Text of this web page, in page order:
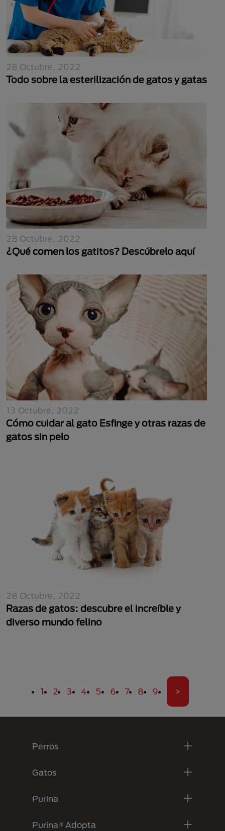
28 Octubre, 2022
Todo sobre la esterilización de gatos y gatas
28 Octubre, 2022
¿Qué comen los gatitos? Descúbrelo aquí
13 Octubre, 2022
Cómo cuidar al gato Esfinge y otras razas de
gatos sin pelo
28 Octubre, 2022
Razas de gatos: descubre el increíble y
diverso mundo felino
Página actual
1 Página
2 Página
3 Página
4 Página
5 Página
6 Página
7 Página
8 Página
9 Última
>
Perros
Gatos
Purina
Purina® Adopta